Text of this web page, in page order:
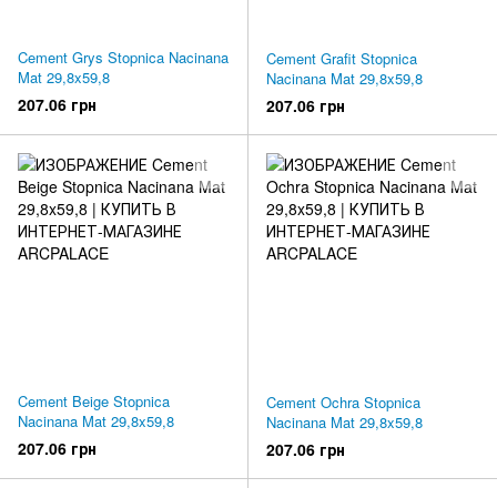
Cement Grys Stopnica Nacinana
Mat 29,8x59,8
207.06 грн
Cement Grafit Stopnica
Nacinana Mat 29,8x59,8
207.06 грн
Cement Beige Stopnica
Nacinana Mat 29,8x59,8
207.06 грн
Cement Ochra Stopnica
Nacinana Mat 29,8x59,8
207.06 грн